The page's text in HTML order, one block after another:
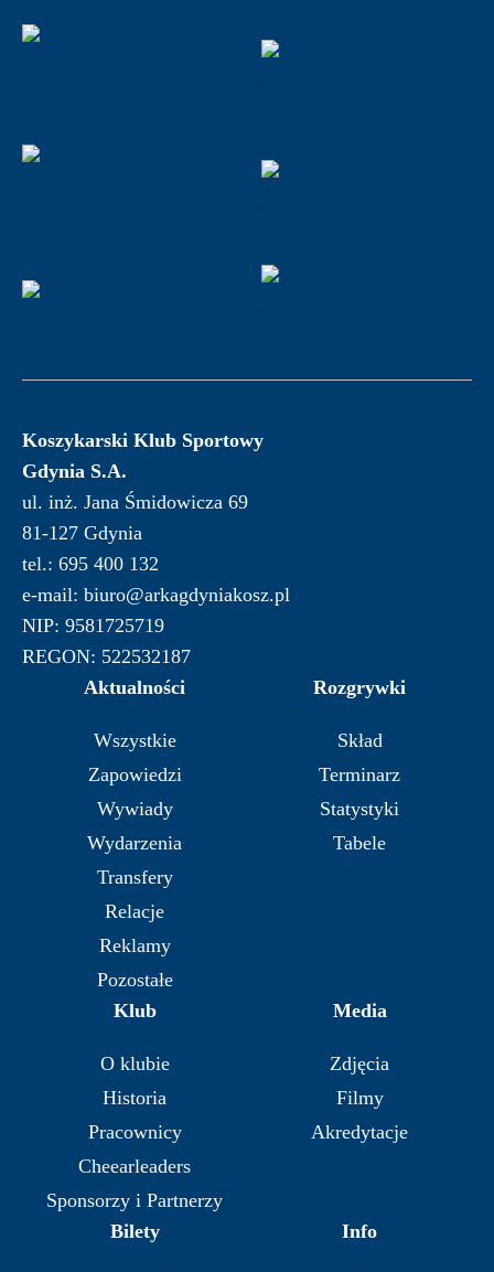
Koszykarski Klub Sportowy
Gdynia S.A.
ul. inż. Jana Śmidowicza 69
81-127 Gdynia
tel.: 695 400 132
e-mail: biuro@arkagdyniakosz.pl
NIP: 9581725719
REGON: 522532187
Aktualności
Wszystkie
Zapowiedzi
Wywiady
Wydarzenia
Transfery
Relacje
Reklamy
Pozostałe
Rozgrywki
Skład
Terminarz
Statystyki
Tabele
Klub
O klubie
Historia
Pracownicy
Cheearleaders
Sponsorzy i Partnerzy
Media
Zdjęcia
Filmy
Akredytacje
Bilety Info